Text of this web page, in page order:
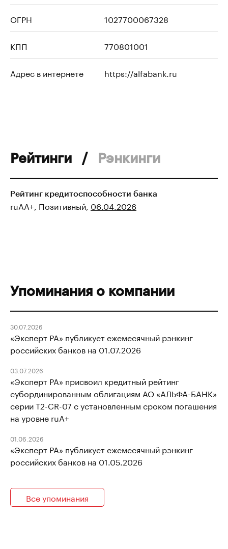
ОГРН 1027700067328
КПП 770801001
Адрес в интернете https://alfabank.ru
Рейтинги / Рэнкинги
Рейтинг кредитоспособности банка
ruAA+, Позитивный, 06.04.2026
Упоминания о компании
30.07.2026
«Эксперт РА» публикует ежемесячный рэнкинг
российских банков на 01.07.2026
03.07.2026
«Эксперт РА» присвоил кредитный рейтинг
субординированным облигациям АО «АЛЬФА-БАНК»
серии T2-CR-07 с установленным сроком погашения
на уровне ruA+
01.06.2026
«Эксперт РА» публикует ежемесячный рэнкинг
российских банков на 01.05.2026
Все упоминания